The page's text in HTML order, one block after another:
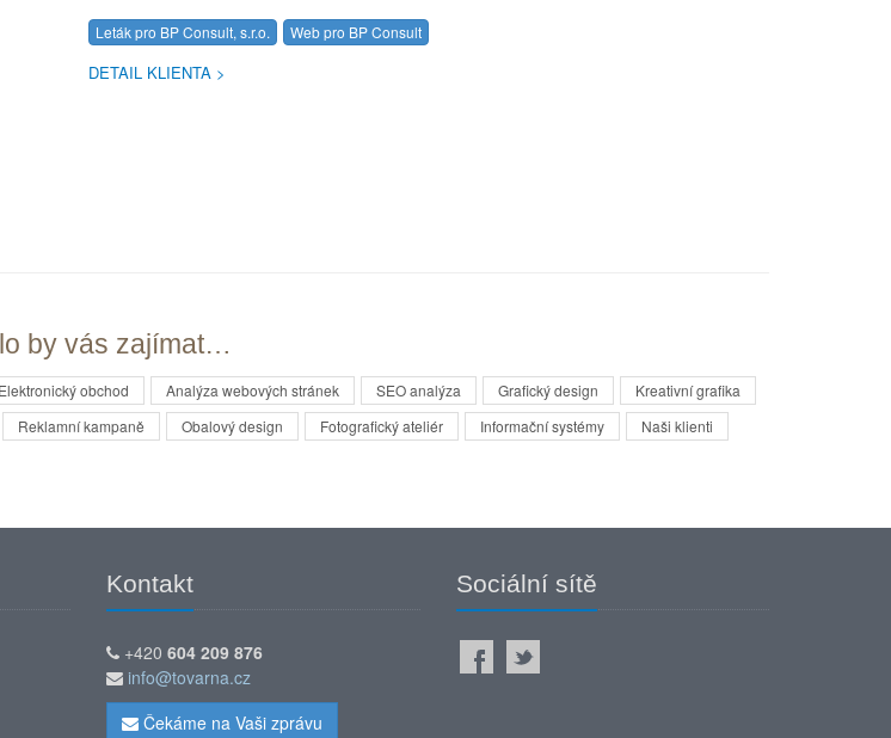
Leták pro BP Consult, s.r.o. Web pro BP Consult
DETAIL KLIENTA
by vás zajímat…
Elektronický obchod Analýza webových stránek SEO analýza Grafický design
Kreativní grafika
Reklamní kampaně Obalový design Fotografický ateliér Informační systémy Naši klienti
Kontakt
+420 604 209 876
info@tovarna.cz
Čekáme na Vaši zprávu
Sociální sítě